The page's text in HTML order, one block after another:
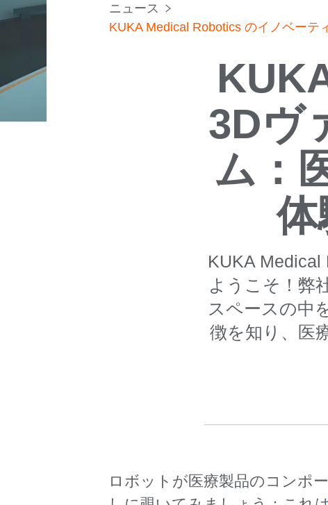
ニュース
KUKA Medical Robotics のイノベーテ
3Dヴ
ム：
体
KUKA
ようこそ！弊
スペースの中
徴を知り、医
ロボットが医療製品のコンポ